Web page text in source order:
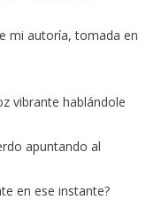
mi autoría, tomada en
vibrante hablándole
apuntando al
en ese instante?